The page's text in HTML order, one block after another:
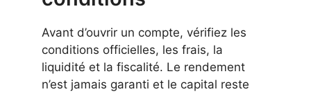
Avant d’ouvrir un compte, vérifiez les
conditions officielles, les frais, la
liquidité et la fiscalité. Le rendement
n’est jamais garanti et le capital reste